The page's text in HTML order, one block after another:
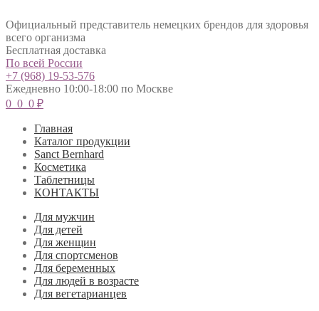
Официальный представитель немецких брендов для здоровья
всего организма
Бесплатная доставка
По всей России
+7 (968) 19-53-576
Ежедневно 10:00-18:00 по Москве
0 0 0 ₽
Главная
Каталог продукции
Sanct Bernhard
Косметика
Таблетницы
КОНТАКТЫ
Для мужчин
Для детей
Для женщин
Для спортсменов
Для беременных
Для людей в возрасте
Для вегетарианцев